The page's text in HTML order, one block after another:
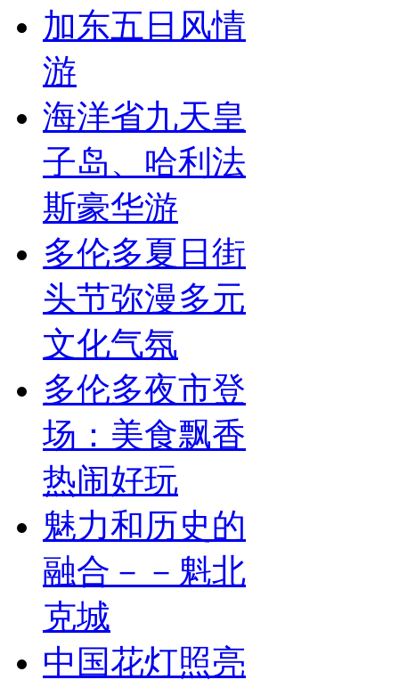
加东五日风情
游
海洋省九天皇
子岛、哈利法
斯豪华游
多伦多夏日街
头节弥漫多元
文化气氛
多伦多夜市登
场：美食飘香
热闹好玩
魅力和历史的
融合－－魁北
克城
中国花灯照亮